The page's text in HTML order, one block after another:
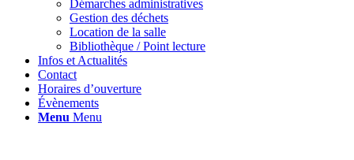
Démarches administratives
Gestion des déchets
Location de la salle
Bibliothèque / Point lecture
Infos et Actualités
Contact
Horaires d’ouverture
Évènements
Menu Menu